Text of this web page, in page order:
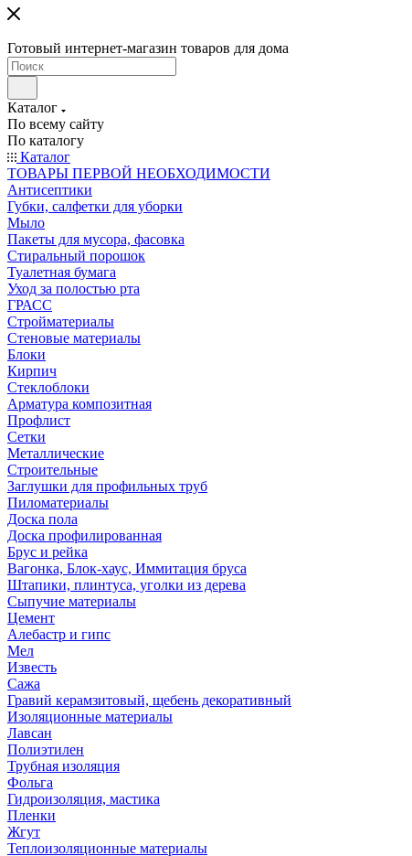
Готовый интернет-магазин товаров для дома
Каталог
По всему сайту
По каталогу
Каталог
ТОВАРЫ ПЕРВОЙ НЕОБХОДИМОСТИ
Антисептики
Губки, салфетки для уборки
Мыло
Пакеты для мусора, фасовка
Стиральный порошок
Туалетная бумага
Уход за полостью рта
ГРАСС
Стройматериалы
Стеновые материалы
Блоки
Кирпич
Стеклоблоки
Арматура композитная
Профлист
Сетки
Металлические
Строительные
Заглушки для профильных труб
Пиломатериалы
Доска пола
Доска профилированная
Брус и рейка
Вагонка, Блок-хаус, Иммитация бруса
Штапики, плинтуса, уголки из дерева
Сыпучие материалы
Цемент
Алебастр и гипс
Мел
Известь
Сажа
Гравий керамзитовый, щебень декоративный
Изоляционные материалы
Лавсан
Полиэтилен
Трубная изоляция
Фольга
Гидроизоляция, мастика
Пленки
Жгут
Теплоизоляционные материалы